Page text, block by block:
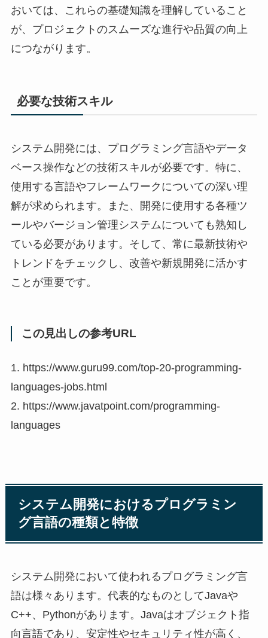
おいては、これらの基礎知識を理解していること
が、プロジェクトのスムーズな進行や品質の向上
につながります。
必要な技術スキル
システム開発には、プログラミング言語やデータ
ベース操作などの技術スキルが必要です。特に、
使用する言語やフレームワークについての深い理
解が求められます。また、開発に使用する各種ツ
ールやバージョン管理システムについても熟知し
ている必要があります。そして、常に最新技術や
トレンドをチェックし、改善や新規開発に活かす
ことが重要です。
この見出しの参考URL
1. https://www.guru99.com/top-20-programming-
languages-jobs.html
2. https://www.javatpoint.com/programming-
languages
システム開発におけるプログラミン
グ言語の種類と特徴
システム開発において使われるプログラミング言
語は様々あります。代表的なものとしてJavaや
C++、Pythonがあります。Javaはオブジェクト指
向言語であり、安定性やセキュリティ性が高く、